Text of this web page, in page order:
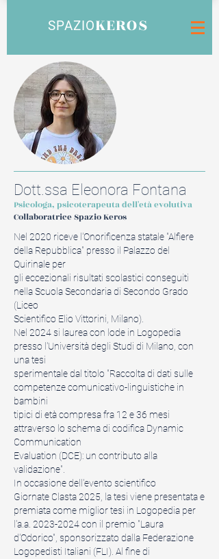
SPAZIOKEROS
Dott.ssa Eleonora Fontana
Psicologa, psicoterapeuta dell'età evolutiva
Collaboratrice Spazio Keros
Nel 2020 riceve l'Onorificenza statale "Alfiere
della Repubblica" presso il Palazzo del
Quirinale per
gli eccezionali risultati scolastici conseguiti
nella Scuola Secondaria di Secondo Grado
(Liceo
Scientifico Elio Vittorini, Milano).
Nel 2024 si laurea con lode in Logopedia
presso l'Università degli Studi di Milano, con
una tesi
sperimentale dal titolo "Raccolta di dati sulle
competenze comunicativo-linguistiche in
bambini
tipici di età compresa fra 12 e 36 mesi
attraverso lo schema di codifica Dynamic
Communication
Evaluation (DCE): un contributo alla
validazione".
In occasione dell'evento scientifico
Giornate Clasta 2025, la tesi viene presentata e
premiata come miglior tesi in Logopedia per
l'a.a. 2023-2024con il premio "Laura
d'Odorico", sponsorizzato dalla Federazione
Logopedisti Italiani (FLI). Al fine di